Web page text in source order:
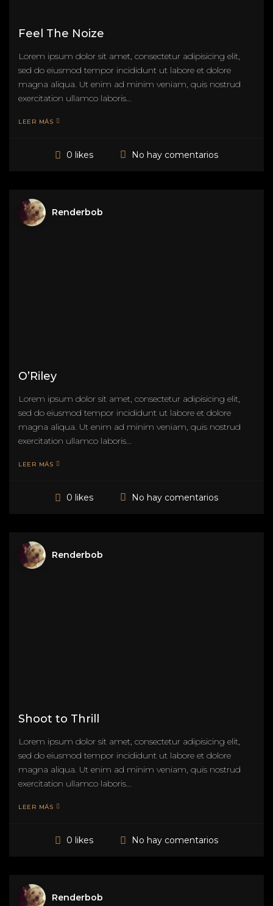
Feel The Noize
Lorem ipsum dolor sit amet, consectetur adipisicing elit,
sed do eiusmod tempor incididunt ut labore et dolore
magna aliqua. Ut enim ad minim veniam, quis nostrud
exercitation ullamco laboris...
LEER MÁS
0 likes No hay comentarios
Renderbob
O’Riley
Lorem ipsum dolor sit amet, consectetur adipisicing elit,
sed do eiusmod tempor incididunt ut labore et dolore
magna aliqua. Ut enim ad minim veniam, quis nostrud
exercitation ullamco laboris...
LEER MÁS
0 likes No hay comentarios
Renderbob
Shoot to Thrill
Lorem ipsum dolor sit amet, consectetur adipisicing elit,
sed do eiusmod tempor incididunt ut labore et dolore
magna aliqua. Ut enim ad minim veniam, quis nostrud
exercitation ullamco laboris...
LEER MÁS
0 likes No hay comentarios
Renderbob